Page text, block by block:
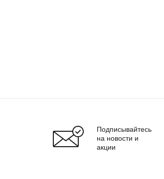
Подписывайтесь
на новости и
акции